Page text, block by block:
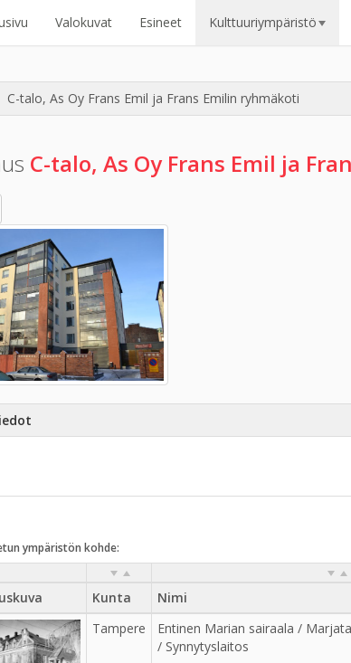
Valokuvat Esineet Kulttuuriympäristö
C-talo, As Oy Frans Emil ja Frans Emilin ryhmäkoti
C-talo, As Oy Frans Emil ja
ympäristön kohde:
Kunta Nimi
Tampere
Entinen Marian sairaala /
/ Synnytyslaitos